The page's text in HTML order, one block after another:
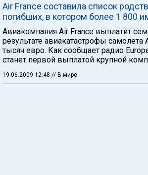
Air France составила список
погибших, в котором более 1 800
Авиакомпания Air France выплатит
результате авиакатастрофы самолета
тысяч евро. Как сообщает радио
станет первой выплатой крупной
19.06.2009 12:48 // В мире